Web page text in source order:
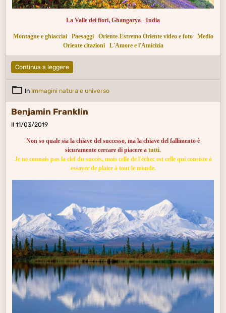
La Valle dei fiori, Ghangarya - India
Montagne e ghiacciai Paesaggi Oriente-Estremo Oriente video e foto
Medio
Oriente citazioni
L'Amore e l'Amicizia
Continua a leggere
In Immagini natura e universo
Benjamin Franklin
Il 11/03/2019
Non so quale sia la chiave del successo, ma la chiave del fallimento è
sicuramente cercare di piacere a tutti.
Je ne connais pas la clef du succès, mais celle de l'échec est celle qui consiste à
essayer de plaire à tout le monde.